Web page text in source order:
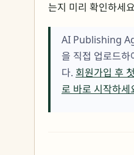
는지 미리 확인하세
AI Publishing
을 직접 업로드하
다. 회원가입 후
로 바로 시작하세